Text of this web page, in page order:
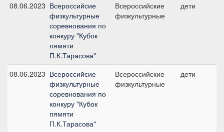
08.06.2023 Всероссийсие
физкультурные
соревнования по
конкуру "Кубок
пямяти
П.К.Тарасова"
Всероссийские
физкультурные
дети
08.06.2023 Всероссийсие
физкультурные
соревнования по
конкуру "Кубок
пямяти
П.К.Тарасова"
Всероссийские
физкультурные
дети